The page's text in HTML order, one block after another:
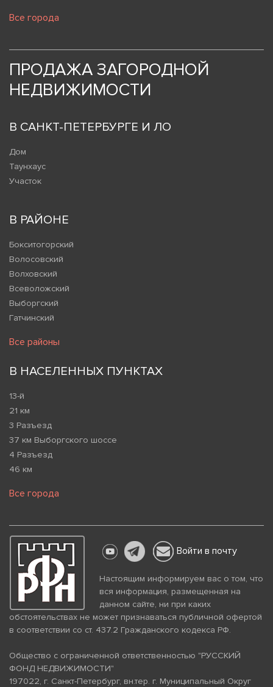
Все города
ПРОДАЖА ЗАГОРОДНОЙ
НЕДВИЖИМОСТИ
В САНКТ-ПЕТЕРБУРГЕ И ЛО
Дом
Таунхаус
Участок
В РАЙОНЕ
Бокситогорский
Волосовский
Волховский
Всеволожский
Выборгский
Гатчинский
Все районы
В НАСЕЛЕННЫХ ПУНКТАХ
13-й
21 км
3 Разъезд
37 км Выборгского шоссе
4 Разъезд
46 км
Все города
Войти в почту
Настоящим информируем вас о том, что
вся информация, размещенная на
данном сайте, ни при каких
обстоятельствах не может признаваться публичной офертой
в соответствии со ст. 437.2 Гражданского кодекса РФ.
Общество с ограниченной ответственностью "РУССКИЙ
ФОНД НЕДВИЖИМОСТИ"
197022, г. Санкт-Петербург, вн.тер. г. Муниципальный Округ